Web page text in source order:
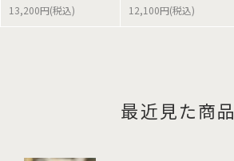
13,200円(税込) 12,100円(税込)
最近見た商品